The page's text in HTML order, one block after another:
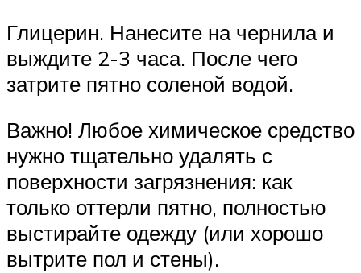
Глицерин. Нанесите на чернила и
выждите 2-3 часа. После чего
затрите пятно соленой водой.
Важно! Любое химическое средство
нужно тщательно удалять с
поверхности загрязнения: как
только оттерли пятно, полностью
выстирайте одежду (или хорошо
вытрите пол и стены).